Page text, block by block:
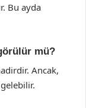
Bu ayda
mü?
Ancak,